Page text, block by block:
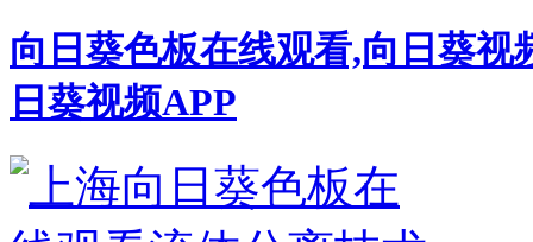
向日葵色板在线观看,向日葵
日葵视频APP